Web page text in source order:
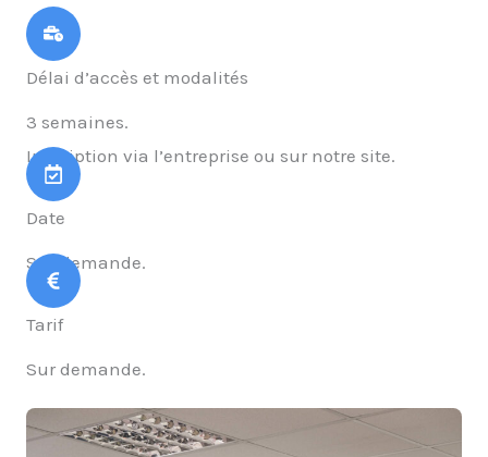
Délai d’accès et modalités
3 semaines.
Inscription via l’entreprise ou sur notre site.
Date
Sur demande.
Tarif
Sur demande.